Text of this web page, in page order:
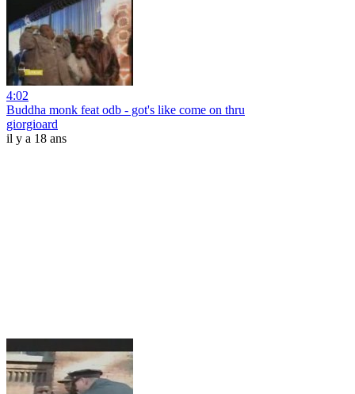
4:02
Buddha monk feat odb - got's like come on thru
giorgioard
il y a 18 ans